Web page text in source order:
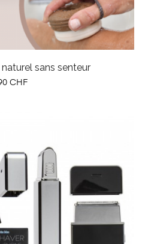
sans senteur
CHF